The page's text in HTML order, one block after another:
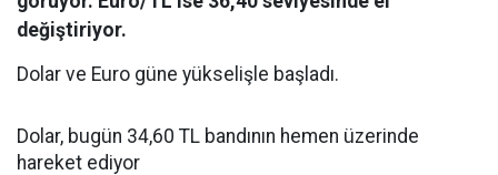
değiştiriyor.
Dolar ve Euro güne yükselişle başladı.
Dolar, bugün 34,60 TL bandının hemen üzerinde
hareket ediyor